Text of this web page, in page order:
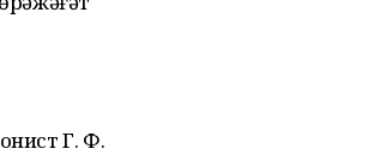
Г. Ф.